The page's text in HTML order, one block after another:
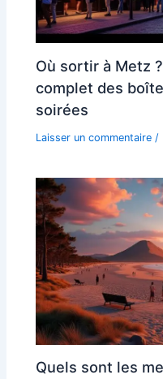
Où sortir à Metz
complet des
soirées
Laisser un commentaire /
Quels sont les